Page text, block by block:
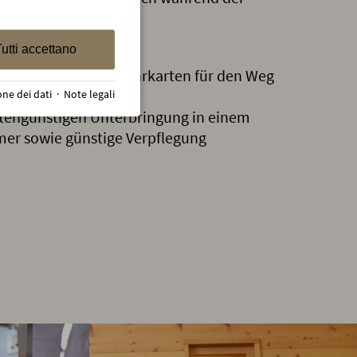
Kopiergeld
& Fahrkarten für den Weg
Unterbringung in einem
sowie günstige Verpflegung
accettano
dei dati · Note legali